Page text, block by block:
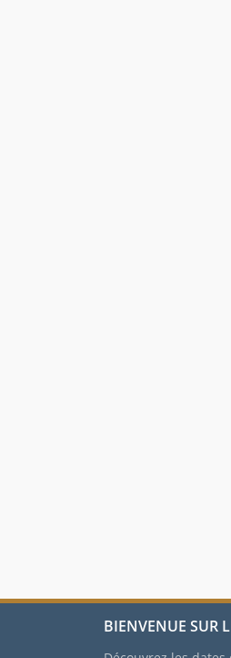
BIENVENUE SUR